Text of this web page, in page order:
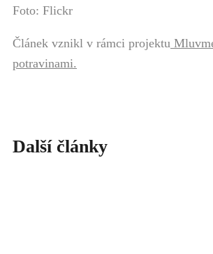
Foto: Flickr
Článek vznikl v rámci projektu
potravinami.
Další články